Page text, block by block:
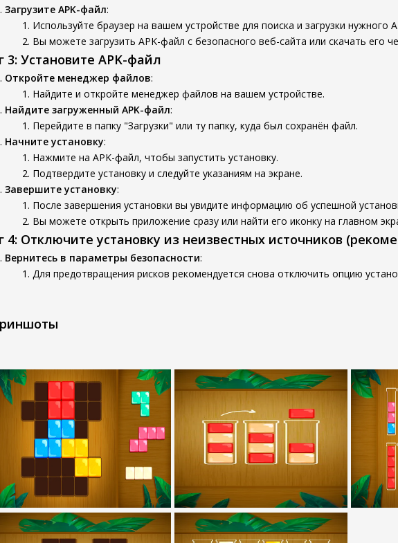
Загрузите APK-файл:
Используйте браузер на вашем устройстве для поиска и загрузки нужного
Вы можете загрузить APK-файл с безопасного веб-сайта или скачать его
3: Установите APK-файл
Откройте менеджер файлов:
Найдите и откройте менеджер файлов на вашем устройстве.
Найдите загруженный APK-файл:
Перейдите в папку "Загрузки" или ту папку, куда был сохранён файл.
Начните установку:
Нажмите на APK-файл, чтобы запустить установку.
Подтвердите установку и следуйте указаниям на экране.
Завершите установку:
После завершения установки вы увидите информацию об успешной
Вы можете открыть приложение сразу или найти его иконку на главном
4: Отключите установку из неизвестных источников
Вернитесь в параметры безопасности:
Для предотвращения рисков рекомендуется снова отключить опцию